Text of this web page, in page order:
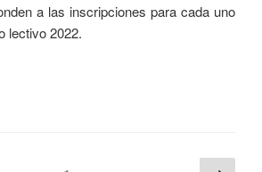
a las inscripciones para cada uno
lectivo 2022.